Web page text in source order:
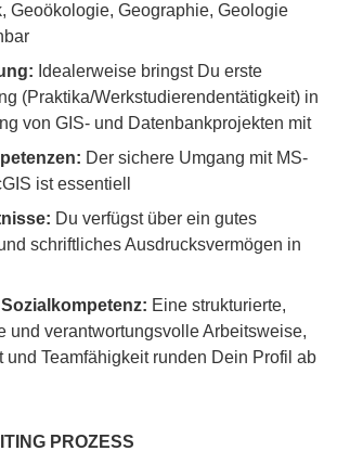
Geoökologie, Geographie, Geologie
Idealerweise bringst Du erste
(Praktika/Werkstudierendentätigkeit) in
von GIS- und Datenbankprojekten mit
Der sichere Umgang mit MS-
ist essentiell
Du verfügst über ein gutes
schriftliches Ausdrucksvermögen in
Eine strukturierte,
und verantwortungsvolle Arbeitsweise,
und Teamfähigkeit runden Dein Profil ab
PROZESS